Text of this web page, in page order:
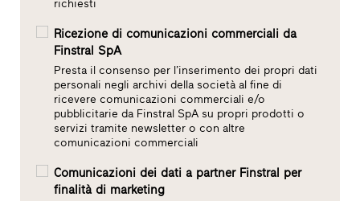
richiesti
Ricezione di comunicazioni commerciali da
Finstral SpA
Presta il consenso per l’inserimento dei propri dati
personali negli archivi della società al fine di
ricevere comunicazioni commerciali e/o
pubblicitarie da Finstral SpA su propri prodotti o
servizi tramite newsletter o con altre
comunicazioni commerciali
Comunicazioni dei dati a partner Finstral per
finalità di marketing